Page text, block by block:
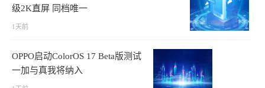
级2K直屏 同档唯一
1天前
OPPO启动ColorOS 17 Beta版测试
一加与真我将纳入